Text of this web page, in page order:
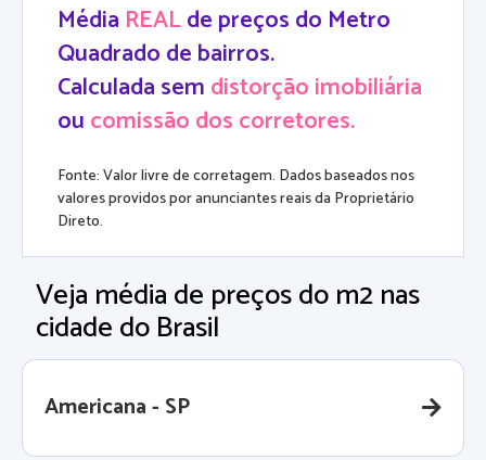
Média REALde preços do Metro
Quadrado de bairros.
Calculada semdistorção imobiliária
oucomissão dos corretores.
Fonte: Valor livre de corretagem. Dados baseados nos
valores providos por anunciantes reais da Proprietário
Direto.
Veja média de preços do m2 nas
cidade do Brasil
Americana - SP